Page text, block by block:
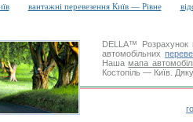
вантажні перевезення Київ — Рівне
DELLA™
Розрахунок
автомобільних
Нашамапа
Костопіль — Київ.